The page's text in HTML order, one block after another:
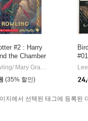
#2 : Harry
the Chamber
J. K. Rowling/ Mary GrandPre (ILT)
(35% 할인)
지에서 선택된 태그에 등록된